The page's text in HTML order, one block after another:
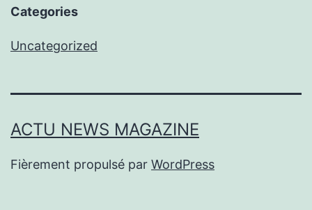
Categories
Uncategorized
ACTU NEWS MAGAZINE
Fièrement propulsé par WordPress